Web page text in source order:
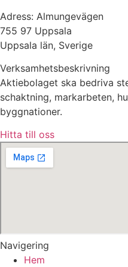
Adress: Almungevägen
755 97 Uppsala
Uppsala län, Sverige
Verksamhetsbeskrivning
Aktiebolaget ska bedriva
schaktning, markarbeten,
byggnationer.
Hitta till oss
Navigering
Hem